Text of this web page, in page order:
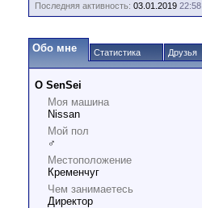
Последняя активность: 03.01.2019 22:58
Обо мне Статистика Друзья
О SenSei
Моя машина
Nissan
Мой пол
♂
Местоположение
Кременчуг
Чем занимаетесь
Директор